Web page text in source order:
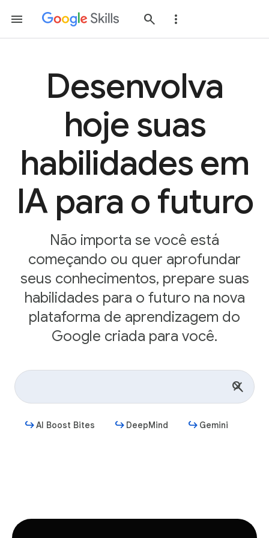
Desenvolva
hoje suas
habilidades em
IA para o futuro
Não importa se você está
começando ou quer aprofundar
seus conhecimentos, prepare suas
habilidades para o futuro na nova
plataforma de aprendizagem do
Google criada para você.
AI Boost Bites DeepMind Gemini